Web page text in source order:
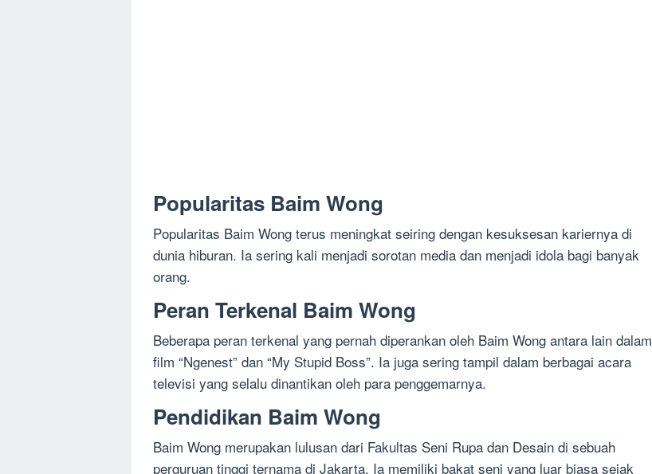
Popularitas Baim Wong
Popularitas Baim Wong terus meningkat seiring dengan kesuksesan kariernya di
dunia hiburan. Ia sering kali menjadi sorotan media dan menjadi idola bagi banyak
orang.
Peran Terkenal Baim Wong
Beberapa peran terkenal yang pernah diperankan oleh Baim Wong antara lain dalam
film “Ngenest” dan “My Stupid Boss”. Ia juga sering tampil dalam berbagai acara
televisi yang selalu dinantikan oleh para penggemarnya.
Pendidikan Baim Wong
Baim Wong merupakan lulusan dari Fakultas Seni Rupa dan Desain di sebuah
perguruan tinggi ternama di Jakarta. Ia memiliki bakat seni yang luar biasa sejak